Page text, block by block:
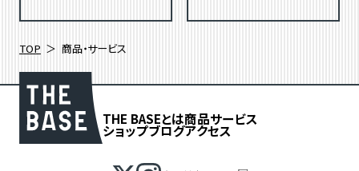
TOP 商品・サービス
THE BASEとは商品サービス
ショップブログアクセス